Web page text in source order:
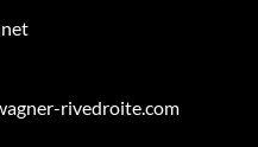
rivedroite.com